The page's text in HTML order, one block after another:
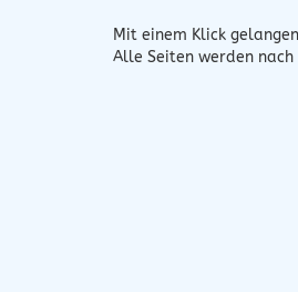
Mit einem Klick
Alle Seiten werden